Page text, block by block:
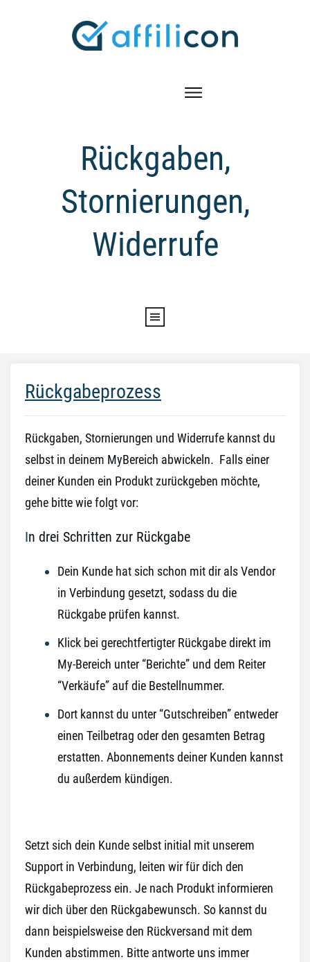
Rückgaben,
Stornierungen,
Widerrufe
Rückgabeprozess
Rückgaben, Stornierungen und Widerrufe kannst du
selbst in deinem MyBereich abwickeln. Falls einer
deiner Kunden ein Produkt zurückgeben möchte,
gehe bitte wie folgt vor:
In drei Schritten zur Rückgabe
Dein Kunde hat sich schon mit dir als Vendor
in Verbindung gesetzt, sodass du die
Rückgabe prüfen kannst.
Klick bei gerechtfertigter Rückgabe direkt im
My-Bereich unter “Berichte” und dem Reiter
“Verkäufe” auf die Bestellnummer.
Dort kannst du unter “Gutschreiben” entweder
einen Teilbetrag oder den gesamten Betrag
erstatten. Abonnements deiner Kunden kannst
du außerdem kündigen.
Setzt sich dein Kunde selbst initial mit unserem
Support in Verbindung, leiten wir für dich den
Rückgabeprozess ein. Je nach Produkt informieren
wir dich über den Rückgabewunsch. So kannst du
dann beispielsweise den Rückversand mit dem
Kunden abstimmen. Bitte antworte uns immer